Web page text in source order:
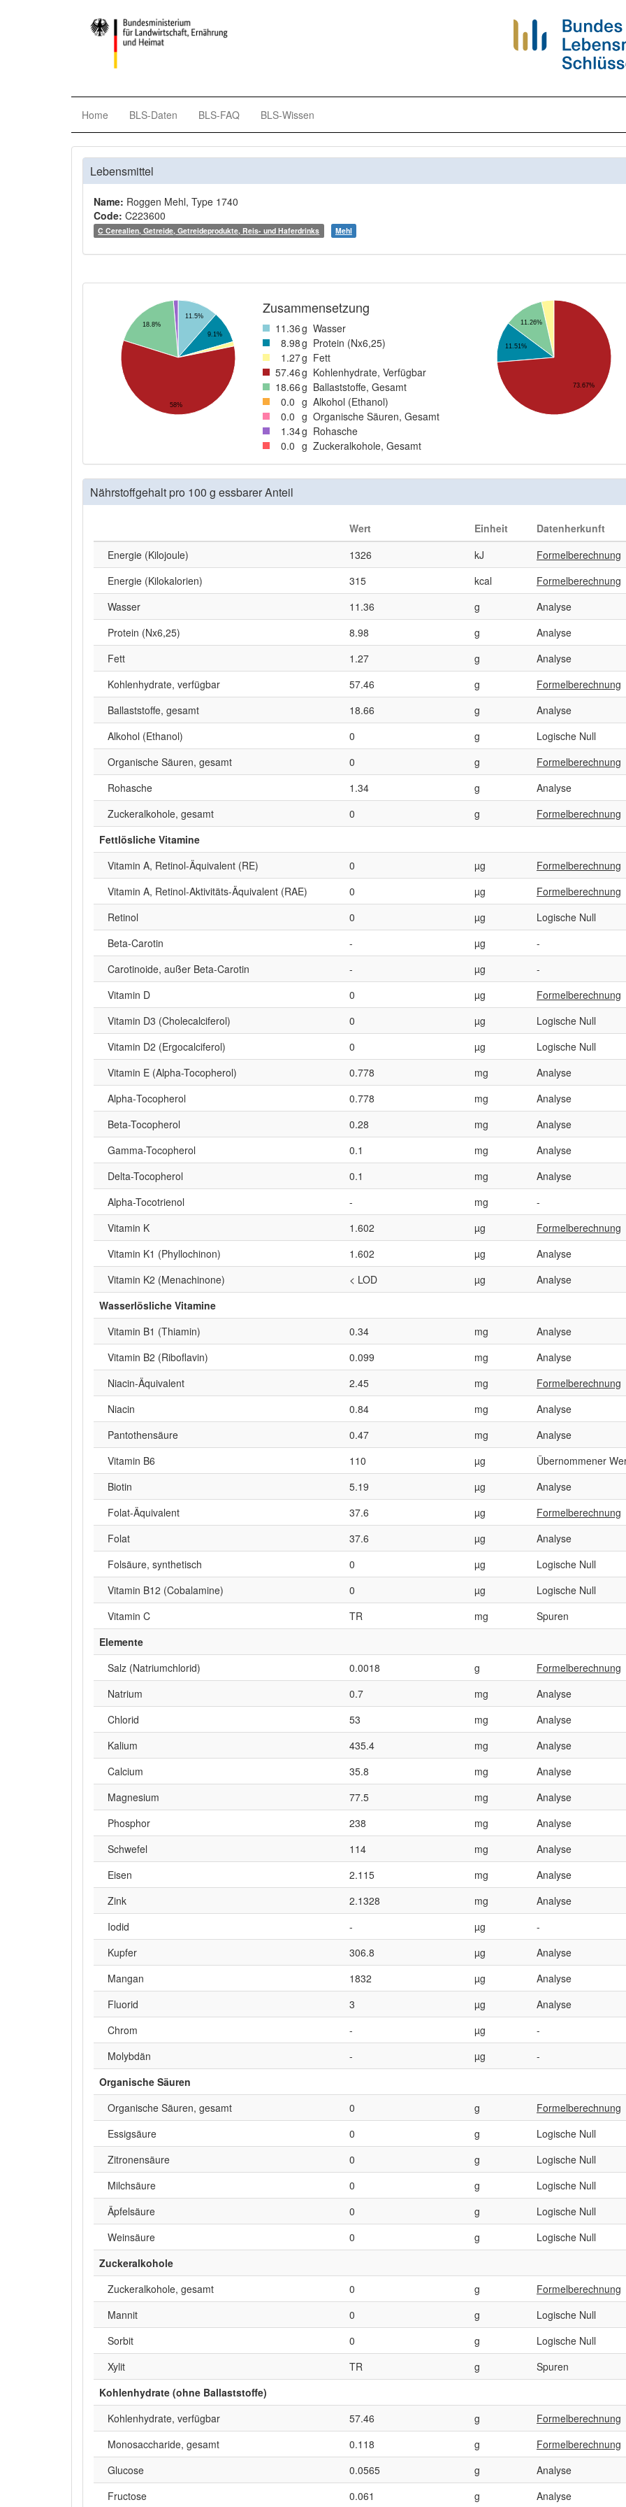
Home BLS-Daten BLS-FAQ BLS-Wissen
Lebensmittel
Name: Roggen Mehl, Type 1740
Code: C223600
C Cerealien, Getreide, Getreideprodukte, Reis- und Haferdrinks Mehl
11.5%
9.1%
18.8%
58%
Zusammensetzung
11 .36g Wasser
8.98g Protein (Nx6,25)
1 .27g Fett
57.46g Kohlenhydrate, Verfügbar
18.66g Ballaststoffe, Gesamt
0.0 g Alkohol (Ethanol)
0.0 g Organische Säuren, Gesamt
1 .34g Rohasche
0.0 g Zuckeralkohole, Gesamt
11.26%
11.51%
73.67%
Nährstoffgehalt pro 100 g essbarer Anteil
Wert Einheit
Datenherkunft
Energie (Kilojoule)
1326 kJ
Formelberechnung
Energie (Kilokalorien)
315 kcal
Formelberechnung
Wasser
11.36 g
Analyse
Protein (Nx6,25)
8.98 g
Analyse
Fett
1.27 g
Analyse
Kohlenhydrate, verfügbar
57.46 g
Formelberechnung
Ballaststoffe, gesamt
18.66 g
Analyse
Alkohol (Ethanol)
0 g
Logische Null
Organische Säuren, gesamt
0 g
Formelberechnung
Rohasche
1.34 g
Analyse
Zuckeralkohole, gesamt
0 g
Formelberechnung
Fettlösliche Vitamine
Vitamin A, Retinol-Äquivalent (RE)
0 µg
Formelberechnung
Vitamin A, Retinol-Aktivitäts-Äquivalent (RAE)
0 µg
Formelberechnung
Retinol
0 µg
Logische Null
Beta‑Carotin
- µg
-
Carotinoide, außer Beta-Carotin
- µg
-
Vitamin D
0 µg
Formelberechnung
Vitamin D3 (Cholecalciferol)
0 µg
Logische Null
Vitamin D2 (Ergocalciferol)
0 µg
Logische Null
Vitamin E (Alpha-Tocopherol)
0.778 mg
Analyse
Alpha‑Tocopherol
0.778 mg
Analyse
Beta-Tocopherol
0.28 mg
Analyse
Gamma-Tocopherol
0.1 mg
Analyse
Delta-Tocopherol
0.1 mg
Analyse
Alpha-Tocotrienol
- mg
-
Vitamin K
1.602 µg
Formelberechnung
Vitamin K1 (Phyllochinon)
1.602 µg
Analyse
Vitamin K2 (Menachinone)
< LOD µg
Analyse
Wasserlösliche Vitamine
Vitamin B1 (Thiamin)
0.34 mg
Analyse
Vitamin B2 (Riboflavin)
0.099 mg
Analyse
Niacin-Äquivalent
2.45 mg
Formelberechnung
Niacin
0.84 mg
Analyse
Pantothensäure
0.47 mg
Analyse
Vitamin B6
110 µg
Übernommener
Biotin
5.19 µg
Analyse
Folat-Äquivalent
37.6 µg
Formelberechnung
Folat
37.6 µg
Analyse
Folsäure, synthetisch
0 µg
Logische Null
Vitamin B12 (Cobalamine)
0 µg
Logische Null
Vitamin C
TR mg
Spuren
Elemente
Salz (Natriumchlorid)
0.0018 g
Formelberechnung
Natrium
0.7 mg
Analyse
Chlorid
53 mg
Analyse
Kalium
435.4 mg
Analyse
Calcium
35.8 mg
Analyse
Magnesium
77.5 mg
Analyse
Phosphor
238 mg
Analyse
Schwefel
114 mg
Analyse
Eisen
2.115 mg
Analyse
Zink
2.1328 mg
Analyse
Iodid
- µg
-
Kupfer
306.8 µg
Analyse
Mangan
1832 µg
Analyse
Fluorid
3 µg
Analyse
Chrom
- µg
-
Molybdän
- µg
-
Organische Säuren
Organische Säuren, gesamt
0 g
Formelberechnung
Essigsäure
0 g
Logische Null
Zitronensäure
0 g
Logische Null
Milchsäure
0 g
Logische Null
Äpfelsäure
0 g
Logische Null
Weinsäure
0 g
Logische Null
Zuckeralkohole
Zuckeralkohole, gesamt
0 g
Formelberechnung
Mannit
0 g
Logische Null
Sorbit
0 g
Logische Null
Xylit
TR g
Spuren
Kohlenhydrate (ohne Ballaststoffe)
Kohlenhydrate, verfügbar
57.46 g
Formelberechnung
Monosaccharide, gesamt
0.118 g
Formelberechnung
Glucose
0.0565 g
Analyse
Fructose
0.061 g Analyse